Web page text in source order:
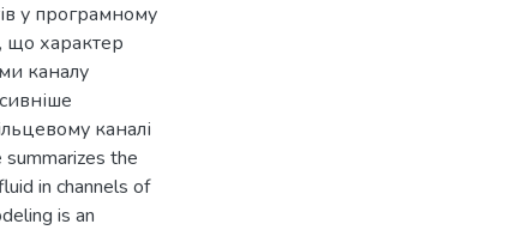
у програмному
що характер
каналу
каналі
summarizes the
in channels of
is an